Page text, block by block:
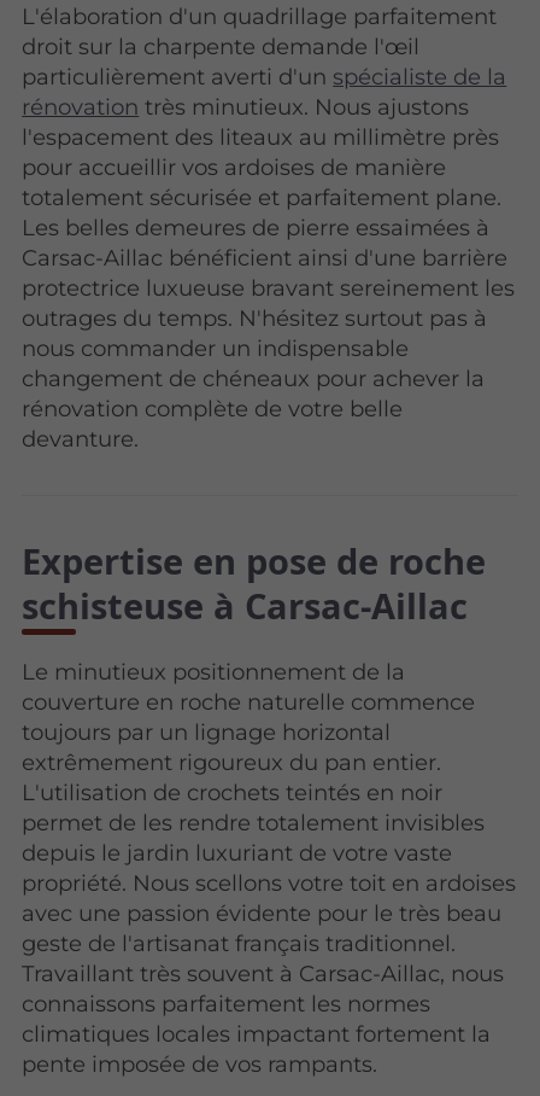
L'élaboration d'un quadrillage parfaitement
droit sur la charpente demande l'œil
particulièrement averti d'un spécialiste de la
rénovation très minutieux. Nous ajustons
l'espacement des liteaux au millimètre près
pour accueillir vos ardoises de manière
totalement sécurisée et parfaitement plane.
Les belles demeures de pierre essaimées à
Carsac-Aillac bénéficient ainsi d'une barrière
protectrice luxueuse bravant sereinement les
outrages du temps. N'hésitez surtout pas à
nous commander un indispensable
changement de chéneaux pour achever la
rénovation complète de votre belle
devanture.
Expertise en pose de roche
schisteuse à Carsac-Aillac
Le minutieux positionnement de la
couverture en roche naturelle commence
toujours par un lignage horizontal
extrêmement rigoureux du pan entier.
L'utilisation de crochets teintés en noir
permet de les rendre totalement invisibles
depuis le jardin luxuriant de votre vaste
propriété. Nous scellons votre toit en ardoises
avec une passion évidente pour le très beau
geste de l'artisanat français traditionnel.
Travaillant très souvent à Carsac-Aillac, nous
connaissons parfaitement les normes
climatiques locales impactant fortement la
pente imposée de vos rampants.